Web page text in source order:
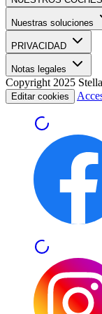
Nuestras soluciones
PRIVACIDAD
Notas legales
Copyright 2025
Editar cookies